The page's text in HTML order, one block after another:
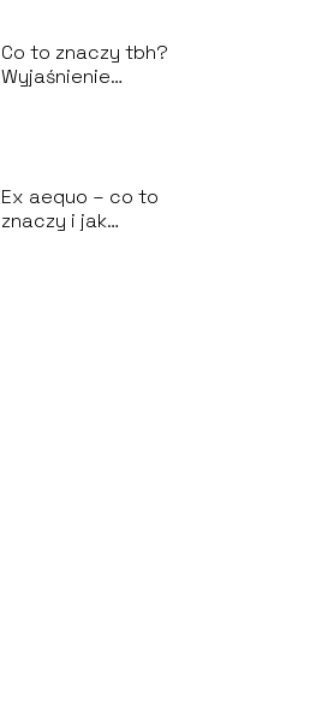
Co to znaczy tbh?
Wyjaśnienie
Ex aequo – co to
znaczy i jak